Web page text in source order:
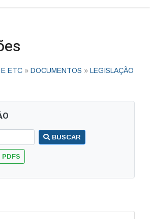
E ETC » DOCUMENTOS » LEGISLAÇÃO
BUSCAR